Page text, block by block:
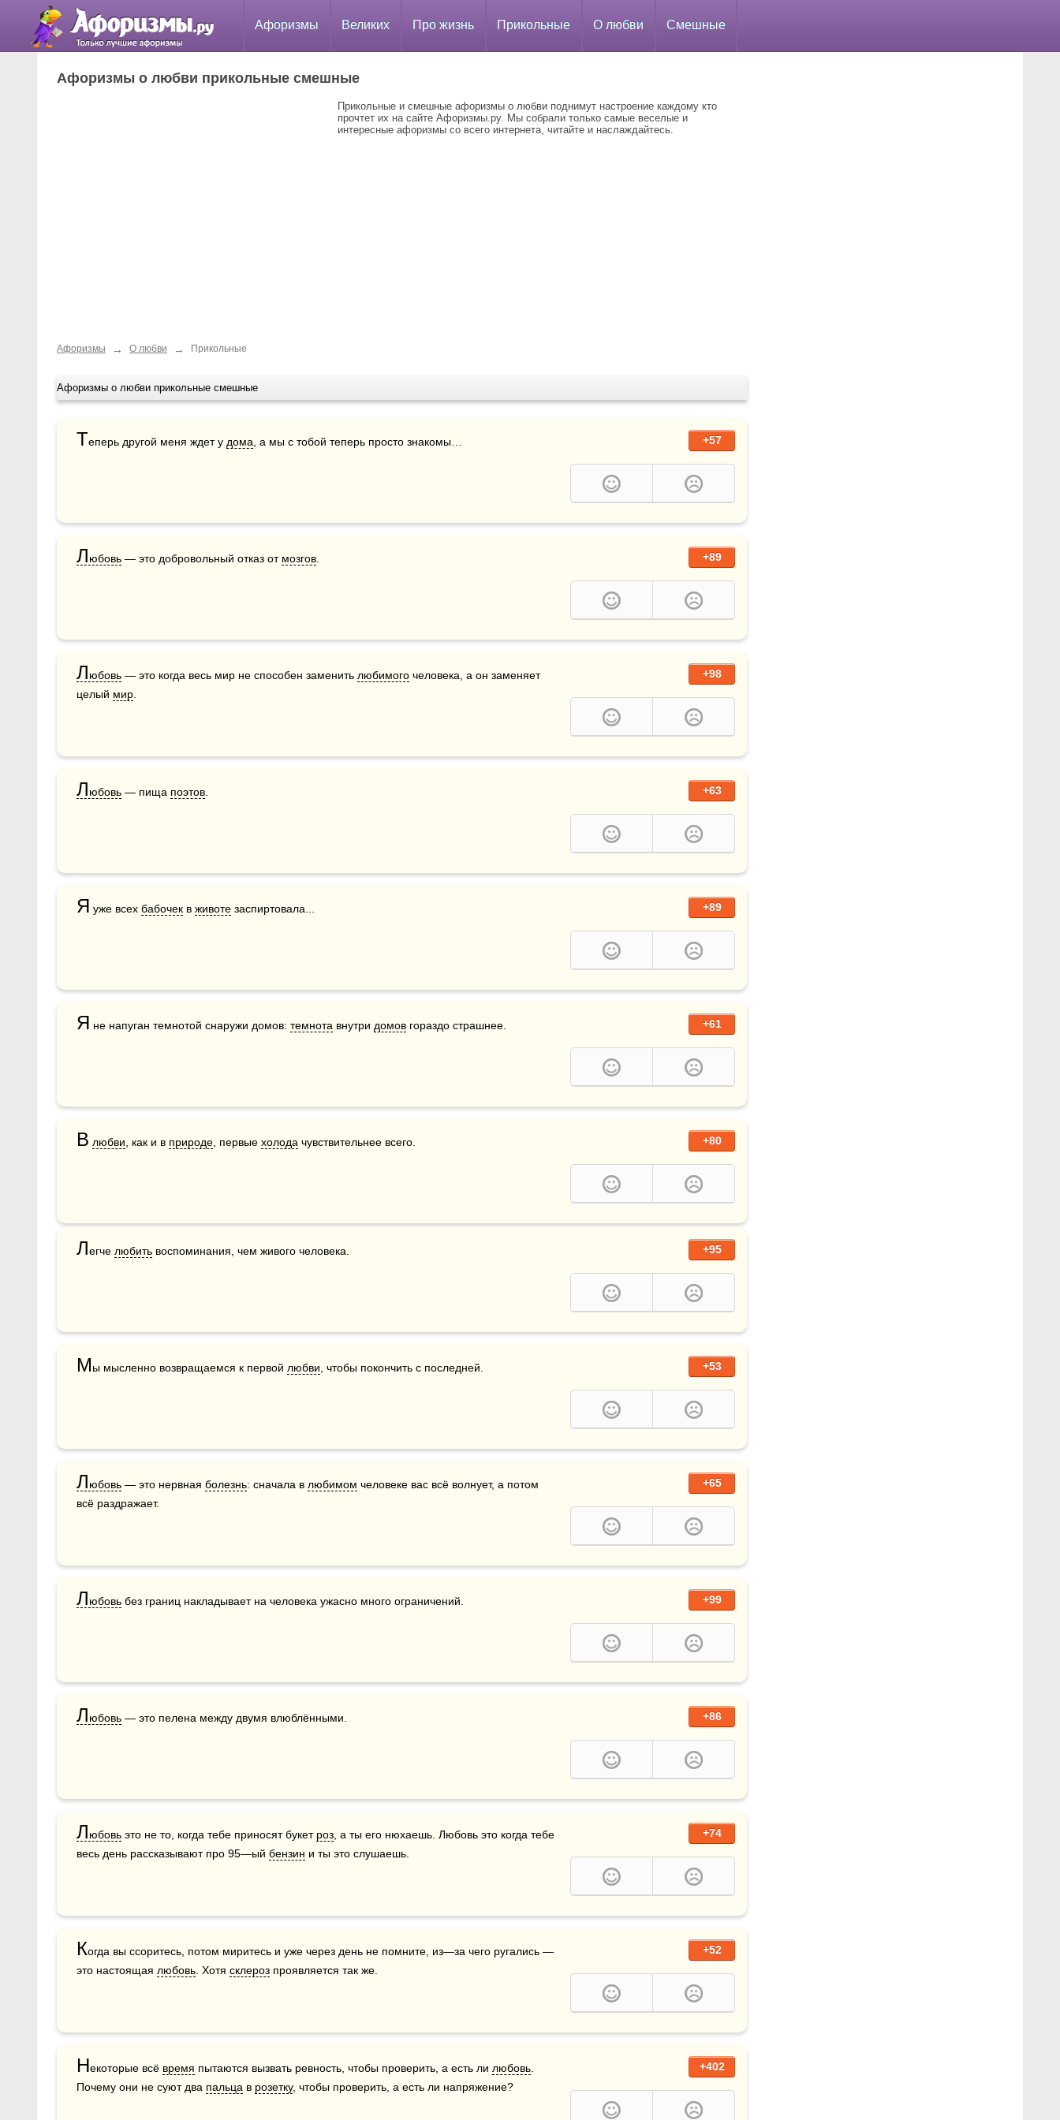
Афоризмы Великих Про жизнь Прикольные О любви Смешные
Афоризмы о любви прикольные смешные
Прикольные и смешные афоризмы о любви поднимут настроение каждому кто
прочтет их на сайте Афоризмы.ру. Мы собрали только самые веселые и
интересные афоризмы со всего интернета, читайте и наслаждайтесь.
Афоризмы → О любви → Прикольные
Афоризмы о любви прикольные смешные
+57
Теперь другой меня ждет у дома , а мы с тобой теперь просто знакомы…
+89
Любовь — это добровольный отказ от мозгов
+98
Любовь — это когда весь мир не способен заменить любимого человека, а он заменяет
целый мир
+63
Любовь — пища поэтов
+89
Я уже всех бабочек в животе заспиртовала...
+61
Я не напуган темнотой снаружи домов: темнота внутри домов гораздо страшнее.
+80
В любви , как и в природе , первые холода чувствительнее всего.
+95
Легче любить воспоминания, чем живого человека.
+53
Мы мысленно возвращаемся к первой любви , чтобы покончить с последней.
+65
Любовь — это нервная болезнь: сначала в любимом человеке вас всё волнует, а потом
всё раздражает.
+99
Любовь без границ накладывает на человека ужасно много ограничений.
+86
Любовь — это пелена между двумя влюблёнными.
+74
Любовь это не то, когда тебе приносят букет роз , а ты его нюхаешь. Любовь это когда тебе
весь день рассказывают про 95—ый бензин и ты это слушаешь.
+52
Когда вы ссоритесь, потом миритесь и уже через день не помните, из—за чего ругались —
это настоящая любовь . Хотя склероз проявляется так же.
+402
Некоторые всё время пытаются вызвать ревность, чтобы проверить, а есть ли любовь
Почему они не суют два пальца в розетку, чтобы проверить, а есть ли напряжение?